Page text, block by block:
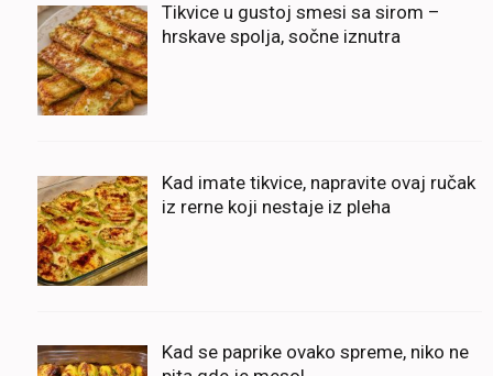
Tikvice u gustoj smesi sa sirom –
hrskave spolja, sočne iznutra
Kad imate tikvice, napravite ovaj ručak
iz rerne koji nestaje iz pleha
Kad se paprike ovako spreme, niko ne